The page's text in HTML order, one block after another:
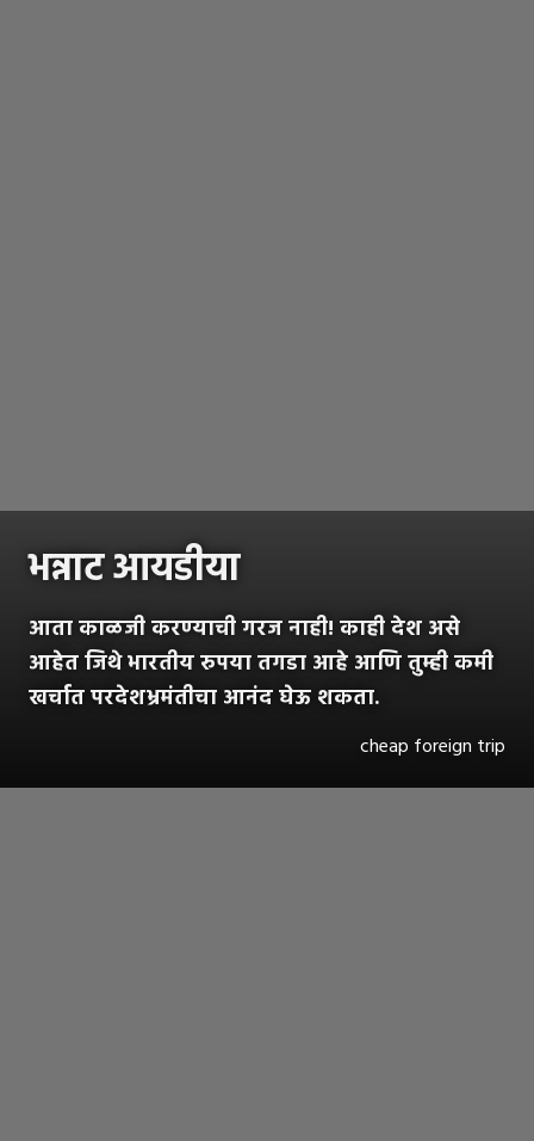
भन्नाट आयडीया
आता काळजी करण्याची गरज नाही! काही देश असे
आहेत जिथे भारतीय रुपया तगडा आहे आणि तुम्ही कमी
खर्चात परदेशभ्रमंतीचा आनंद घेऊ शकता.
cheap foreign trip